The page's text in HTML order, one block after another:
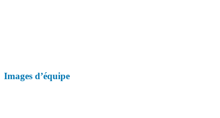
Images d’équipe